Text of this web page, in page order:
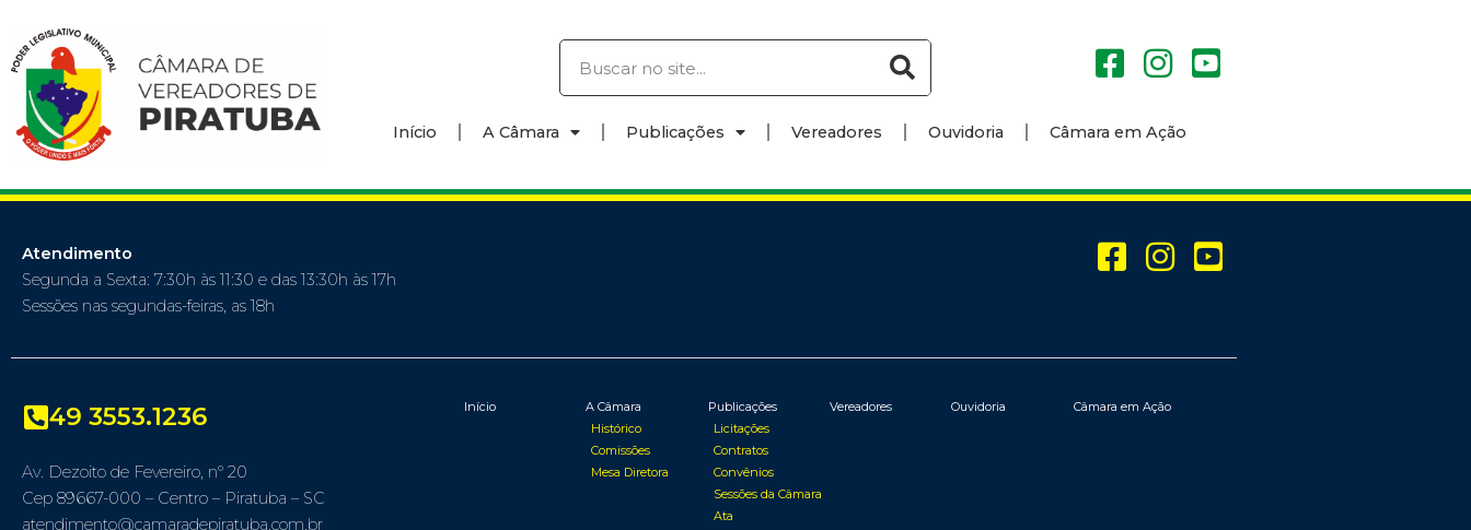
Início A Câmara Publicações Vereadores Ouvidoria Câmara em Ação
Atendimento
Segunda a Sexta: 7:30h às 11:30 e das 13:30h às 17h
Sessões nas segundas-feiras, as 18h
49 3553.1236
Av. Dezoito de Fevereiro, nº 20
Cep 89667-000 – Centro – Piratuba – SC
atendimento@camaradepiratuba.com.br
Início
A Câmara
Histórico
Comissões
Mesa Diretora
Publicações
Licitações
Contratos
Convênios
Sessões da Câmara
Ata
Vereadores Ouvidoria Câmara em Ação